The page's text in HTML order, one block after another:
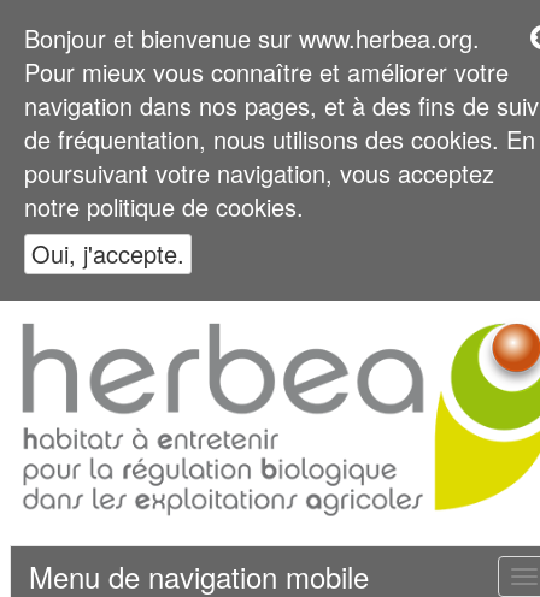
Bonjour et bienvenue sur www.herbea.org.
Pour mieux vous connaître et améliorer votre
navigation dans nos pages, et à des fins de
de fréquentation, nous utilisons des cookies. En
poursuivant votre navigation, vous acceptez
notre politique de cookies.
Oui, j'accepte.
Menu de navigation mobile